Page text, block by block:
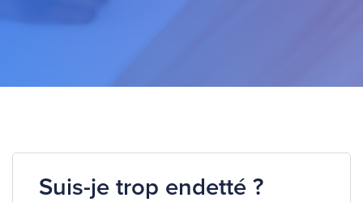
Suis-je trop endetté ?